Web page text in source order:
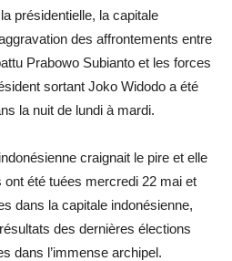
présidentielle, la capitale
des affrontements entre
Prabowo Subianto et les forces
sortant Joko Widodo a été
la nuit de lundi à mardi.
craignait le pire et elle
été tuées mercredi 22 mai et
dans la capitale indonésienne,
des dernières élections
dans l’immense archipel.